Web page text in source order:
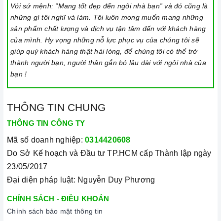
năng này. Để kích hoạt hoặc tắt tính năng này, nhấn
giữ biểu tượng khóa trong vài giây cho đến khi có tín
hiệu thông báo.
Lưu ý vệ sinh và bảo quảnbếp
Luôn dùng khăn mềm và khô để vệ sinh mặt bếp, chú ý
lau thật nhẹ để tránh làm trầy xước mặt bếp.
Đối với các vết bẩn cứng đầu, có thể dùng giấy ướt
hoặc chất tẩy rửa chuyên dụng để lau mặt bếp.
Lưu ý chỉ nên thực hiện việc này khi bếp đã nguội và
cách xa thời gian nấu nướng để đảm bảo an toàn.
Khi không sử dụng, nên cất giữ cẩn thận và bảo quản
mặt bếp để tránh làm trầy xước, ảnh hưởng đến cảm
ứng
bếp từ
Thường xuyên lau chùi bếp và giữ vệ sinh sạch sẽ để
Với sứ mệnh: “Mang tốt đẹp đến ngôi nhà bạn” và đó cũng là
những gì tôi nghĩ và làm. Tôi luôn mong muốn mang những
sản phẩm chất lượng và dịch vụ tận tâm đến với khách hàng
của mình. Hy vọng những nỗ lực phục vụ của chúng tôi sẽ
giúp quý khách hàng thật hài lòng, để chúng tôi có thể trở
thành người bạn, người thân gắn bó lâu dài với ngôi nhà của
bạn !
THÔNG TIN CHUNG
THÔNG TIN CÔNG TY
Mã số doanh nghiệp: 0314420608
Do Sở Kế hoạch và Đầu tư TP.HCM cấp Thành lập ngày
23/05/2017
Đại diện pháp luật: Nguyễn Duy Phương
CHÍNH SÁCH - ĐIỀU KHOẢN
Chính sách bảo mật thông tin